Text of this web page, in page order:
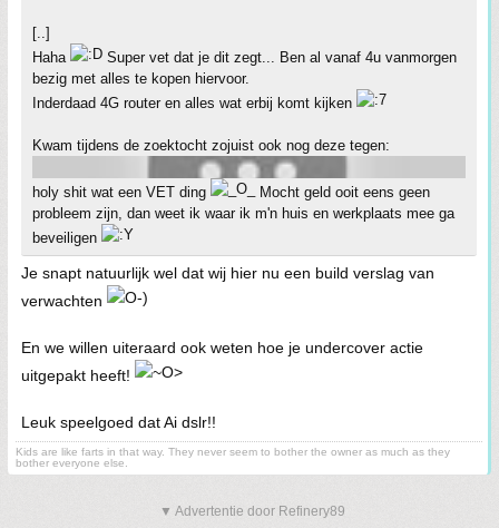
[..]
Haha
Super vet dat je dit zegt... Ben al vanaf 4u vanmorgen
bezig met alles te kopen hiervoor.
Inderdaad 4G router en alles wat erbij komt kijken
Kwam tijdens de zoektocht zojuist ook nog deze tegen:
holy shit wat een VET ding
Mocht geld ooit eens geen
probleem zijn, dan weet ik waar ik m'n huis en werkplaats mee ga
beveiligen
Je snapt natuurlijk wel dat wij hier nu een build verslag van
verwachten
En we willen uiteraard ook weten hoe je undercover actie
uitgepakt heeft!
Leuk speelgoed dat Ai dslr!!
Kids are like farts in that way. They never seem to bother the owner as much as they
bother everyone else.
▼ Advertentie door Refinery89